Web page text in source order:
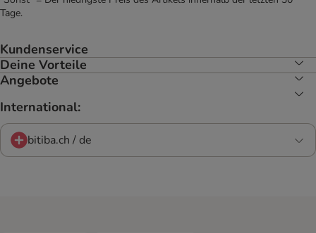
Tage.
Kundenservice
Deine Vorteile
Angebote
International:
bitiba.ch / de